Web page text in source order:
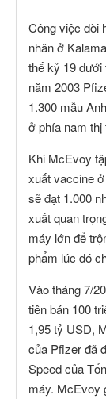
Công việc đòi
nhân ở
thế kỷ 19 dưới
năm 2003
1.300 mẫu
ở phía nam thị
Khi McEvoy
xuất vaccine
​​sẽ đạt 1.000
xuất quan
máy lớn để
phẩm lúc đó
Vào tháng 7/
tiên bán 100
1,95 tỷ USD,
của Pfizer đã
Speed ​​của
máy. McEvoy